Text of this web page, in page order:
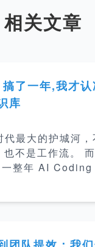
相关文章
了一年,我才认
库
最大的护城河，
不是工作流。 而
整年 AI Coding
下一个问题马上